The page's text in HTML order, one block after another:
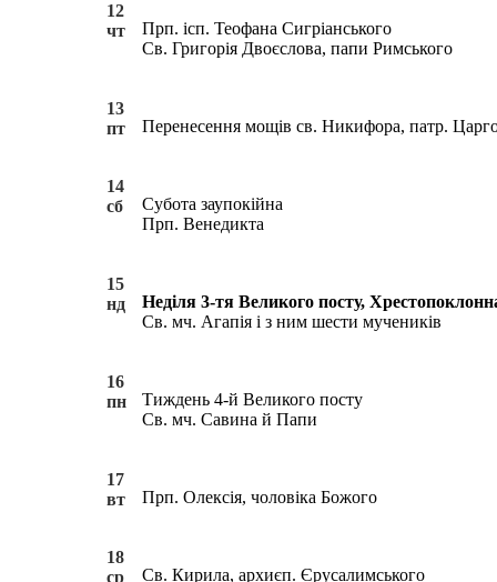
12
чт
Прп. ісп. Теофана Сигріанського
Св. Григорія Двоєслова, папи Римського
13
пт
Перенесення мощів св. Никифора, патр.
14
сб
Субота заупокійна
Прп. Венедикта
15
нд
Неділя 3-тя Великого посту,
Св. мч. Агапія і з ним шести мучеників
16
пн
Тиждень 4-й Великого посту
Св. мч. Савина й Папи
17
вт
Прп. Олексія, чоловіка Божого
18
ср
Св. Кирила, архиєп. Єрусалимського